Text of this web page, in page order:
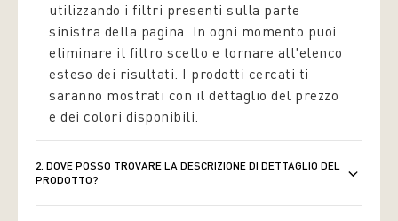
utilizzando i filtri presenti sulla parte
sinistra della pagina. In ogni momento puoi
eliminare il filtro scelto e tornare all'elenco
esteso dei risultati. I prodotti cercati ti
saranno mostrati con il dettaglio del prezzo
e dei colori disponibili.
2. DOVE POSSO TROVARE LA DESCRIZIONE DI DETTAGLIO DEL
PRODOTTO?